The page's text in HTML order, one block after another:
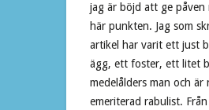
jag är böjd att ge påven
här punkten. Jag som
artikel har varit ett just
ägg, ett foster, ett litet
medelålders man och är
emeriterad rabulist. Från